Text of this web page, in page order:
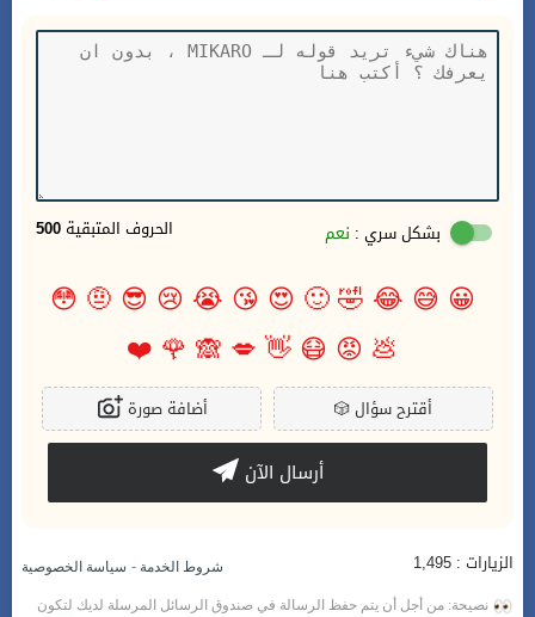
500 الحروف المتبقية بشكل سري : نعم
😀
😅
😂
🤣
🙂
😍
😘
😭
😢
😎
🤨
😳
💩
😡
😷
👋
💋
🙈
🌹
❤️
🎲أقترح سؤال أضافة صورة
أرسال الآن
الزيارات : 1,495 شروط الخدمة - سياسة الخصوصية
نصيحة: من أجل أن يتم حفظ الرسالة في صندوق الرسائل المرسلة لديك لتكون